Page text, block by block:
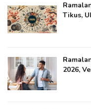
Tikus,
2026,